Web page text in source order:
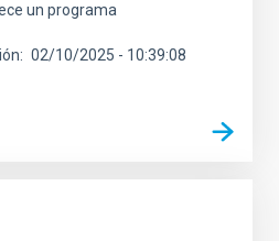
un programa
02/10/2025 - 10:39:08